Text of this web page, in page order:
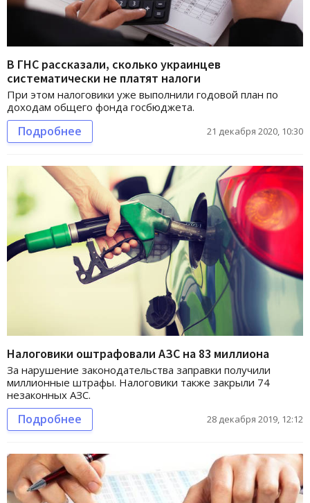
В ГНС рассказали, сколько украинцев
систематически не платят налоги
При этом налоговики уже выполнили годовой план по
доходам общего фонда госбюджета.
Подробнее 21 декабря 2020, 10:30
Налоговики оштрафовали АЗС на 83 миллиона
За нарушение законодательства заправки получили
миллионные штрафы. Налоговики также закрыли 74
незаконных АЗС.
Подробнее 28 декабря 2019, 12:12